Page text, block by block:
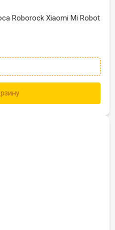
Roborock Xiaomi Mi Robot